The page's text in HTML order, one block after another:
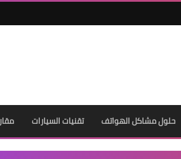
حلول مشاكل الهواتف تقنيات السيارات